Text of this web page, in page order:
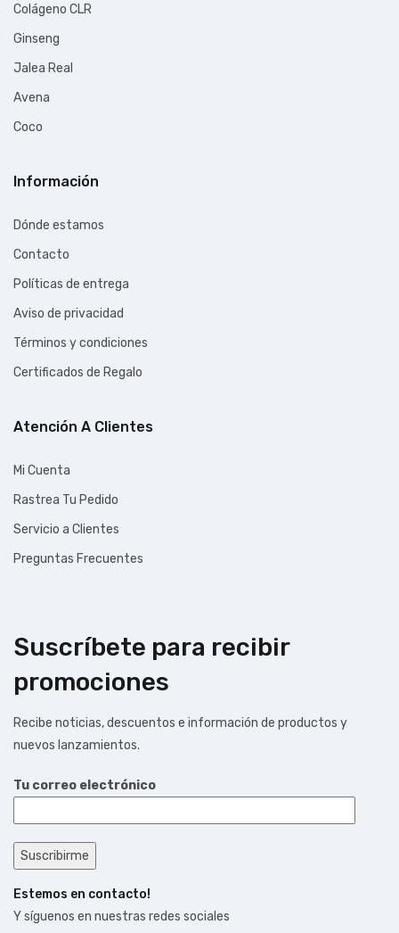
Colágeno CLR
Ginseng
Jalea Real
Avena
Coco
Información
Dónde estamos
Contacto
Políticas de entrega
Aviso de privacidad
Términos y condiciones
Certificados de Regalo
Atención A Clientes
Mi Cuenta
Rastrea Tu Pedido
Servicio a Clientes
Preguntas Frecuentes
Suscríbete para recibir
promociones
Recibe noticias, descuentos e información de productos y
nuevos lanzamientos.
Tu correo electrónico
Estemos en contacto!
Y síguenos en nuestras redes sociales